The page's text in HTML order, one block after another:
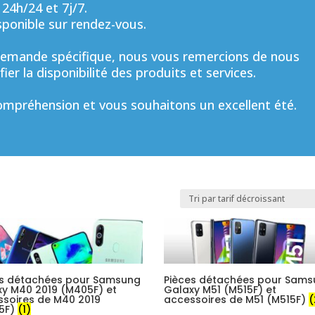
24 et 7j/7.
sur rendez-vous.
spécifique, nous vous remercions de nous
la disponibilité des produits et services.
et vous souhaitons un excellent été.
détachées pour Samsung
M40 2019 (M405F) et
de M40 2019
(1)
Pièces détachées pour
Galaxy M51 (M515F) et
accessoires de M51 (M515F)